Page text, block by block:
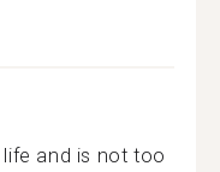
and is not too